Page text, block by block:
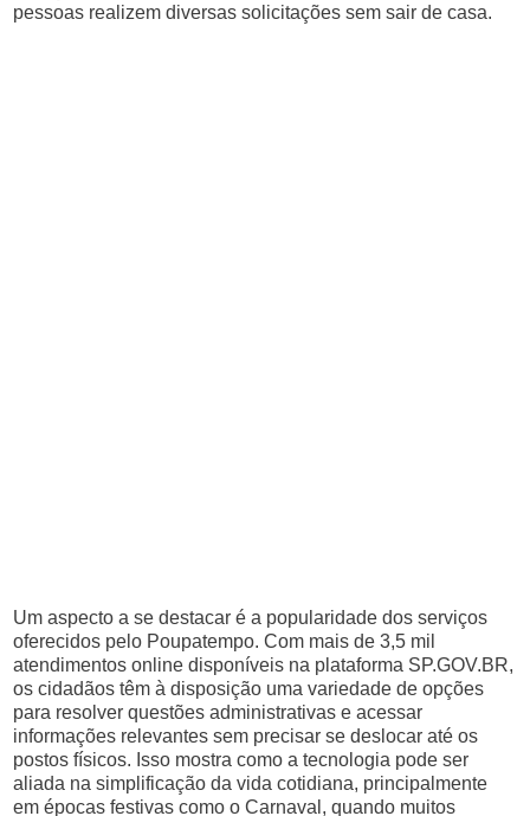
pessoas realizem diversas solicitações sem sair de casa.
Um aspecto a se destacar é a popularidade dos serviços
oferecidos pelo Poupatempo. Com mais de 3,5 mil
atendimentos online disponíveis na plataforma SP.GOV.BR,
os cidadãos têm à disposição uma variedade de opções
para resolver questões administrativas e acessar
informações relevantes sem precisar se deslocar até os
postos físicos. Isso mostra como a tecnologia pode ser
aliada na simplificação da vida cotidiana, principalmente
em épocas festivas como o Carnaval, quando muitos